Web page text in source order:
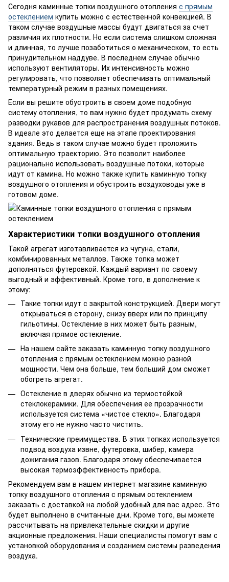
Сегодня каминные топки воздушного отопления с прямым
остеклением купить можно с естественной конвекцией. В
таком случае воздушные массы будут двигаться за счет
различия их плотности. Но если система слишком сложная
и длинная, то лучше позаботиться о механическом, то есть
принудительном наддуве. В последнем случае обычно
используют вентиляторы. Их интенсивность можно
регулировать, что позволяет обеспечивать оптимальный
температурный режим в разных помещениях.
Если вы решите обустроить в своем доме подобную
систему отопления, то вам нужно будет продумать схему
разводки рукавов для распространения воздушных потоков.
В идеале это делается еще на этапе проектирования
здания. Ведь в таком случае можно будет проложить
оптимальную траекторию. Это позволит наиболее
рационально использовать воздушные потоки, которые
идут от камина. Но можно также купить каминную топку
воздушного отопления и обустроить воздуховоды уже в
готовом доме.
Характеристики топки воздушного отопления
Такой агрегат изготавливается из чугуна, стали,
комбинированных металлов. Также топка может
дополняться футеровкой. Каждый вариант по-своему
выгодный и эффективный. Кроме того, в дополнение к
этому:
Такие топки идут с закрытой конструкцией. Двери могут
открываться в сторону, снизу вверх или по принципу
гильотины. Остекление в них может быть разным,
включая прямое остекление.
На нашем сайте заказать каминную топку воздушного
отопления с прямым остеклением можно разной
мощности. Чем она больше, тем больший дом сможет
обогреть агрегат.
Остекление в дверях обычно из термостойкой
стеклокерамики. Для обеспечения ее прозрачности
используется система «чистое стекло». Благодаря
этому его не нужно часто чистить.
Технические преимущества. В этих топках используется
подвод воздуха извне, футеровка, шибер, камера
дожигания газов. Благодаря этому обеспечивается
высокая термоэффективность прибора.
Рекомендуем вам в нашем интернет-магазине каминную
топку воздушного отопления с прямым остеклением
заказать с доставкой на любой удобный для вас адрес. Это
будет выполнено в считанные дни. Кроме того, вы можете
рассчитывать на привлекательные скидки и другие
акционные предложения. Наши специалисты помогут вам с
установкой оборудования и созданием системы разведения
воздуха.